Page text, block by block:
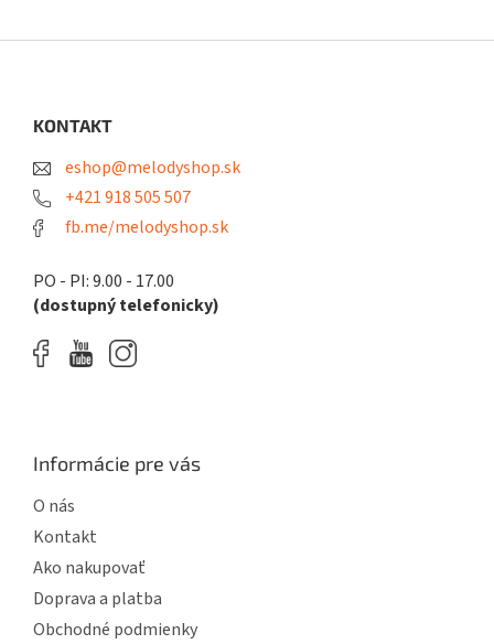
KONTAKT
eshop@melodyshop.sk
+421 918 505 507
fb.me/melodyshop.sk
PO - PI: 9.00 - 17.00
(dostupný telefonicky)
Informácie pre vás
O nás
Kontakt
Ako nakupovať
Doprava a platba
Obchodné podmienky